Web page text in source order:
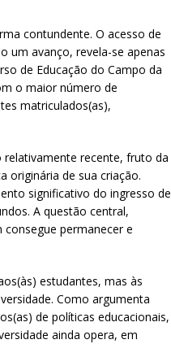
contundente. O acesso de
um avanço, revela-se apenas
de Educação do Campo da
o maior número de
matriculados(as),
relativamente recente, fruto da
originária de sua criação.
significativo do ingresso de
A questão central,
permanecer e
estudantes, mas às
Como argumenta
de políticas educacionais,
ainda opera, em